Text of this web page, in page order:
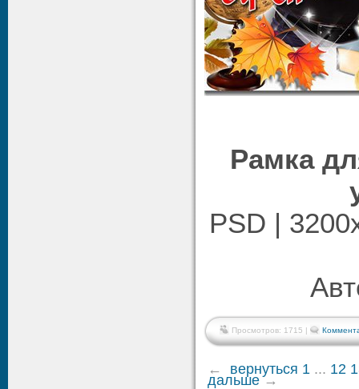
Рамка
PSD |
Просмотров: 1715 |
← вернуться 1 ... 12
дальше→